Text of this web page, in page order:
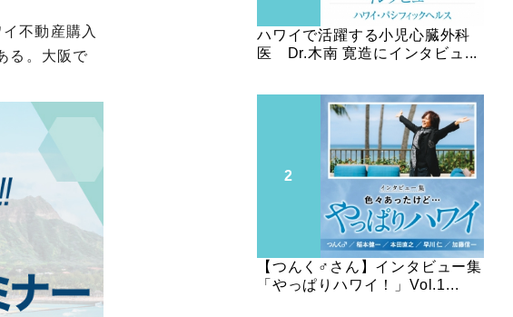
不動産購入
る。大阪で
ハワイで活躍する小児心臓外科
医 Dr.木南 寛造にインタビュ...
【つんく♂さん】インタビュー集
「やっぱりハワイ！」Vol.1...